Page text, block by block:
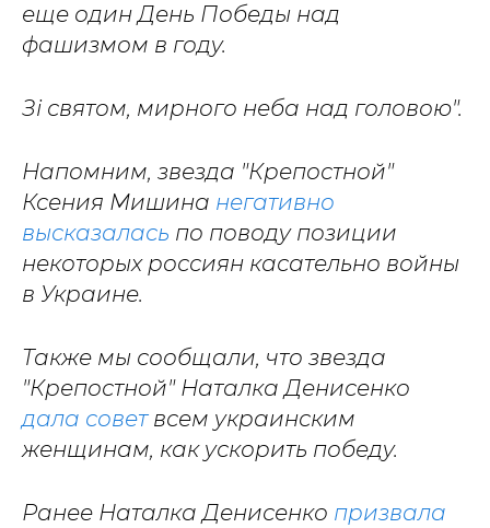
еще один День Победы над
фашизмом в году.
Зі святом, мирного неба над головою".
Напомним, звезда "Крепостной"
Ксения Мишина негативно
высказалась по поводу позиции
некоторых россиян касательно войны
в Украине.
Также мы сообщали, что звезда
"Крепостной" Наталка Денисенко
дала советвсем украинским
женщинам, как ускорить победу.
Ранее Наталка Денисенко призвала